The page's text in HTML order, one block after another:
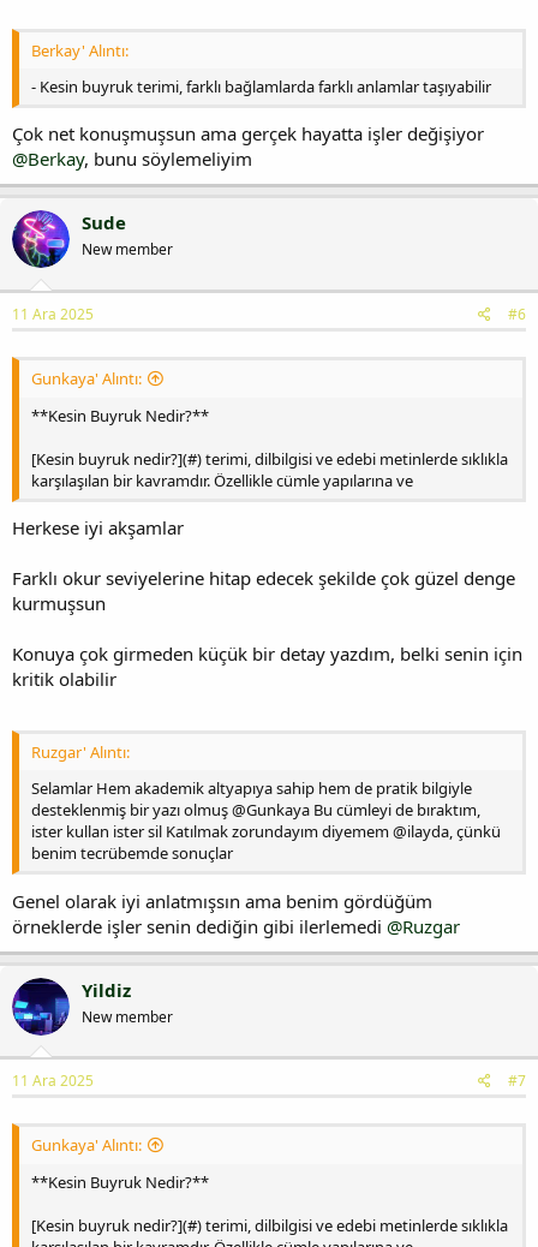
Berkay' Alıntı:
- Kesin buyruk terimi, farklı bağlamlarda farklı anlamlar taşıyabilir
Çok net konuşmuşsun ama gerçek hayatta işler değişiyor
@Berkay, bunu söylemeliyim
Sude
New member
11 Ara 2025 #6
Gunkaya' Alıntı:
**Kesin Buyruk Nedir?**
[Kesin buyruk nedir?](#) terimi, dilbilgisi ve edebi metinlerde sıklıkla
karşılaşılan bir kavramdır. Özellikle cümle yapılarına ve
Herkese iyi akşamlar
Farklı okur seviyelerine hitap edecek şekilde çok güzel denge
kurmuşsun
Konuya çok girmeden küçük bir detay yazdım, belki senin için
kritik olabilir
Ruzgar' Alıntı:
Selamlar Hem akademik altyapıya sahip hem de pratik bilgiyle
desteklenmiş bir yazı olmuş @Gunkaya Bu cümleyi de bıraktım,
ister kullan ister sil Katılmak zorundayım diyemem @ilayda, çünkü
benim tecrübemde sonuçlar
Genel olarak iyi anlatmışsın ama benim gördüğüm
örneklerde işler senin dediğin gibi ilerlemedi @Ruzgar
Yildiz
New member
11 Ara 2025 #7
Gunkaya' Alıntı:
**Kesin Buyruk Nedir?**
[Kesin buyruk nedir?](#) terimi, dilbilgisi ve edebi metinlerde sıklıkla